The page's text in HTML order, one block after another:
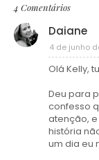
4 Comentários
Daiane
4 de junho
Olá Kelly,
Deu para
confesso
atenção,
história
um dia eu